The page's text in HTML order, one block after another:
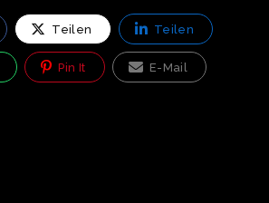
Teilen Teilen
Pin It E-Mail